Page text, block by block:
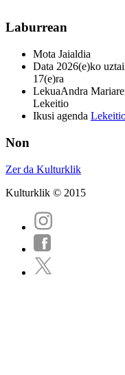
Laburrean
Mota Jaialdia
Data 2026(e)ko
17(e)ra
LekuaAndra
Lekeitio
Ikusi agenda
Non
Zer da Kulturklik
Kulturklik © 2015